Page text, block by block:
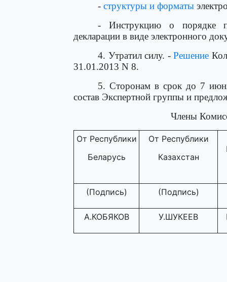
- структуры и форматы
- Инструкцию о порядке
декларации в виде электронного
4. Утратил силу. -Решение
31.01.2013 N 8.
5. Сторонам в срок до 7
состав Экспертной группы и
Члены
От Республики
Беларусь
От Республики
Казахстан
(Подпись) (Подпись)
А.КОБЯКОВ У.ШУКЕЕВ